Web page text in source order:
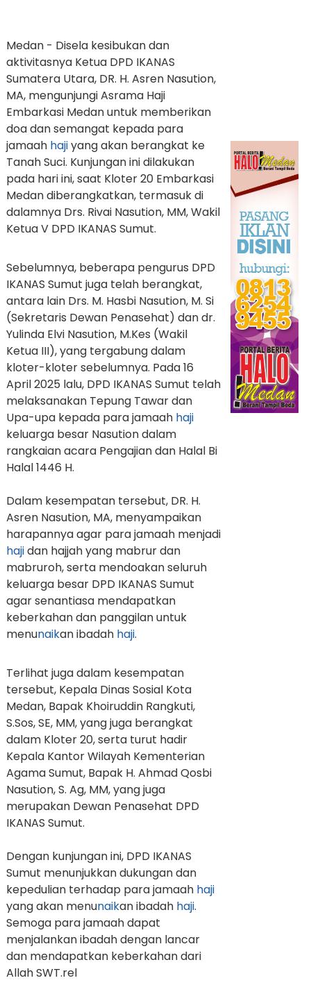
Medan - Disela kesibukan dan
aktivitasnya Ketua DPD IKANAS
Sumatera Utara, DR. H. Asren Nasution,
MA, mengunjungi Asrama Haji
Embarkasi Medan untuk memberikan
doa dan semangat kepada para
jamaah hajiyang akan berangkat ke
Tanah Suci. Kunjungan ini dilakukan
pada hari ini, saat Kloter 20 Embarkasi
Medan diberangkatkan, termasuk di
dalamnya Drs. Rivai Nasution, MM, Wakil
Ketua V DPD IKANAS Sumut.
Sebelumnya, beberapa pengurus DPD
IKANAS Sumut juga telah berangkat,
antara lain Drs. M. Hasbi Nasution, M. Si
(Sekretaris Dewan Penasehat) dan dr.
Yulinda Elvi Nasution, M.Kes (Wakil
Ketua III), yang tergabung dalam
kloter-kloter sebelumnya. Pada 16
April 2025 lalu, DPD IKANAS Sumut telah
melaksanakan Tepung Tawar dan
Upa-upa kepada para jamaah haji
keluarga besar Nasution dalam
rangkaian acara Pengajian dan Halal Bi
Halal 1446 H.
Dalam kesempatan tersebut, DR. H.
Asren Nasution, MA, menyampaikan
harapannya agar para jamaah menjadi
hajidan hajjah yang mabrur dan
mabruroh, serta mendoakan seluruh
keluarga besar DPD IKANAS Sumut
agar senantiasa mendapatkan
keberkahan dan panggilan untuk
menunaikan ibadah haji.
Terlihat juga dalam kesempatan
tersebut, Kepala Dinas Sosial Kota
Medan, Bapak Khoiruddin Rangkuti,
S.Sos, SE, MM, yang juga berangkat
dalam Kloter 20, serta turut hadir
Kepala Kantor Wilayah Kementerian
Agama Sumut, Bapak H. Ahmad Qosbi
Nasution, S. Ag, MM, yang juga
merupakan Dewan Penasehat DPD
IKANAS Sumut.
Dengan kunjungan ini, DPD IKANAS
Sumut menunjukkan dukungan dan
kepedulian terhadap para jamaah haji
yang akan menunaikan ibadah haji.
Semoga para jamaah dapat
menjalankan ibadah dengan lancar
dan mendapatkan keberkahan dari
Allah SWT.rel